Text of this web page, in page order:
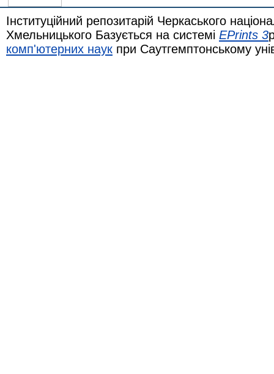
Інституційний репозитарій Черкаського
Хмельницького Базується на системі EPrints 3
комп'ютерних наук при Саутгемптонському